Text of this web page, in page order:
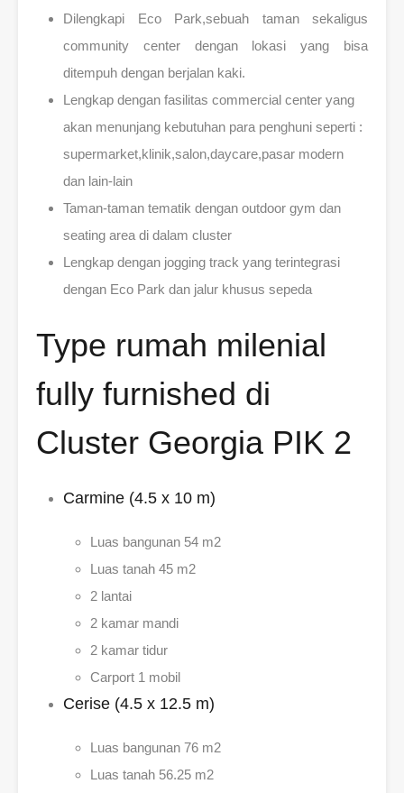
Dilengkapi Eco Park,sebuah taman sekaligus
community center dengan lokasi yang bisa
ditempuh dengan berjalan kaki.
Lengkap dengan fasilitas commercial center yang
akan menunjang kebutuhan para penghuni seperti :
supermarket,klinik,salon,daycare,pasar modern
dan lain-lain
Taman-taman tematik dengan outdoor gym dan
seating area di dalam cluster
Lengkap dengan jogging track yang terintegrasi
dengan Eco Park dan jalur khusus sepeda
Type rumah milenial
fully furnished di
Cluster Georgia PIK 2
Carmine (4.5 x 10 m)
Luas bangunan 54 m2
Luas tanah 45 m2
2 lantai
2 kamar mandi
2 kamar tidur
Carport 1 mobil
Cerise (4.5 x 12.5 m)
Luas bangunan 76 m2
Luas tanah 56.25 m2